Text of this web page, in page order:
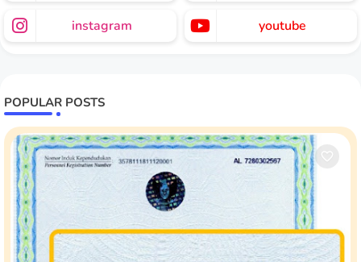
instagram youtube
POPULAR POSTS